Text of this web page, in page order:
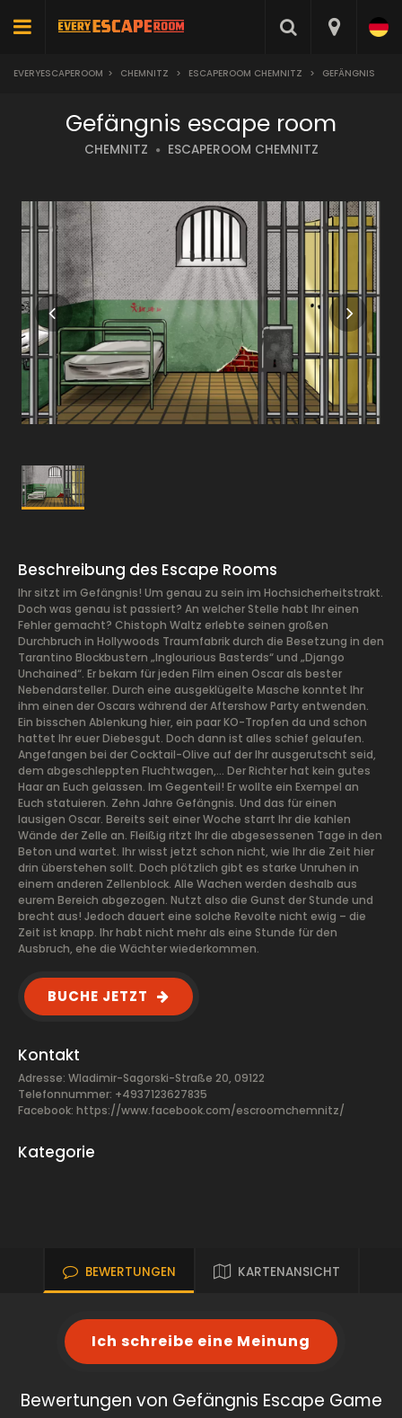
EVERYESCAPEROOM > CHEMNITZ > ESCAPEROOM CHEMNITZ > GEFÄNGNIS
Gefängnis escape room
CHEMNITZ ESCAPEROOM CHEMNITZ
Beschreibung des Escape Rooms
Ihr sitzt im Gefängnis! Um genau zu sein im Hochsicherheitstrakt.
Doch was genau ist passiert? An welcher Stelle habt Ihr einen
Fehler gemacht? Chistoph Waltz erlebte seinen großen
Durchbruch in Hollywoods Traumfabrik durch die Besetzung in den
Tarantino Blockbustern „Inglourious Basterds“ und „Django
Unchained“. Er bekam für jeden Film einen Oscar als bester
Nebendarsteller. Durch eine ausgeklügelte Masche konntet Ihr
ihm einen der Oscars während der Aftershow Party entwenden.
Ein bisschen Ablenkung hier, ein paar KO-Tropfen da und schon
hattet Ihr euer Diebesgut. Doch dann ist alles schief gelaufen.
Angefangen bei der Cocktail-Olive auf der Ihr ausgerutscht seid,
dem abgeschleppten Fluchtwagen,… Der Richter hat kein gutes
Haar an Euch gelassen. Im Gegenteil! Er wollte ein Exempel an
Euch statuieren. Zehn Jahre Gefängnis. Und das für einen
lausigen Oscar. Bereits seit einer Woche starrt Ihr die kahlen
Wände der Zelle an. Fleißig ritzt Ihr die abgesessenen Tage in den
Beton und wartet. Ihr wisst jetzt schon nicht, wie Ihr die Zeit hier
drin überstehen sollt. Doch plötzlich gibt es starke Unruhen in
einem anderen Zellenblock. Alle Wachen werden deshalb aus
eurem Bereich abgezogen. Nutzt also die Gunst der Stunde und
brecht aus! Jedoch dauert eine solche Revolte nicht ewig – die
Zeit ist knapp. Ihr habt nicht mehr als eine Stunde für den
Ausbruch, ehe die Wächter wiederkommen.
BUCHE JETZT
Kontakt
Adresse: Wladimir-Sagorski-Straße 20, 09122
Telefonnummer: +4937123627835
Facebook: https://www.facebook.com/escroomchemnitz/
Kategorie
BEWERTUNGEN KARTENANSICHT
Ich schreibe eine Meinung
Bewertungen von Gefängnis Escape Game